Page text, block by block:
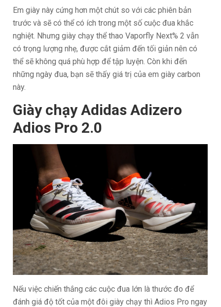
Em giày này cứng hơn một chút so với các phiên bản
trước và sẽ có thể có ích trong một số cuộc đua khắc
nghiệt. Nhưng giày chạy thể thao Vaporfly Next% 2 vẫn
có trọng lượng nhẹ, được cắt giảm đến tối giản nên có
thể sẽ không quá phù hợp để tập luyện. Còn khi đến
những ngày đua, bạn sẽ thấy giá trị của em giày carbon
này.
Giày chạy Adidas Adizero
Adios Pro 2.0
Nếu việc chiến thắng các cuộc đua lớn là thước đo để
đánh giá độ tốt của một đôi giày chạy thì Adios Pro ngay